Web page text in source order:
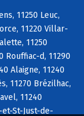
11250 Leuc,
11220 Villar-
11250
Rouffiac-d, 11290
Alaigne, 11240
11270 Brézilhac,
11240
et-St-Just-de-